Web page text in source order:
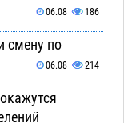
06.08 186
смену по
06.08 214